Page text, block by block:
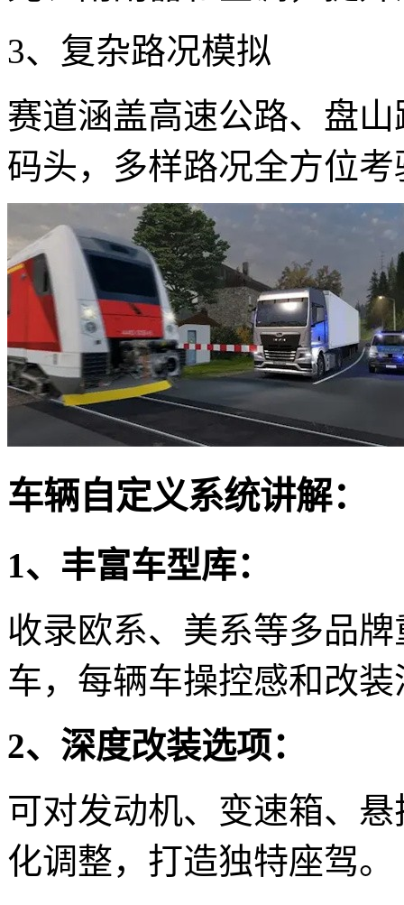
3、复杂路况模拟
赛道涵盖高速公路、盘
码头，多样路况全方位
车辆自定义系统讲解：
1、丰富车型库：
收录欧系、美系等多品
车，每辆车操控感和改
2、深度改装选项：
可对发动机、变速箱、
化调整，打造独特座驾。